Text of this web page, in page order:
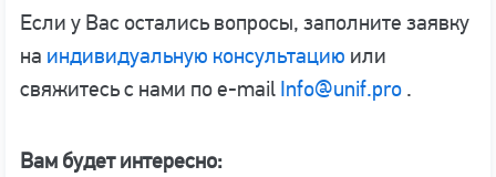
Если у Вас остались вопросы, заполните заявку
на индивидуальную консультацию или
свяжитесь с нами по e-mail Info@unif.pro .
Вам будет интересно: